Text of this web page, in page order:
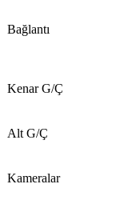
Bağlantı
Kenar G/Ç
Alt G/Ç
Kameralar